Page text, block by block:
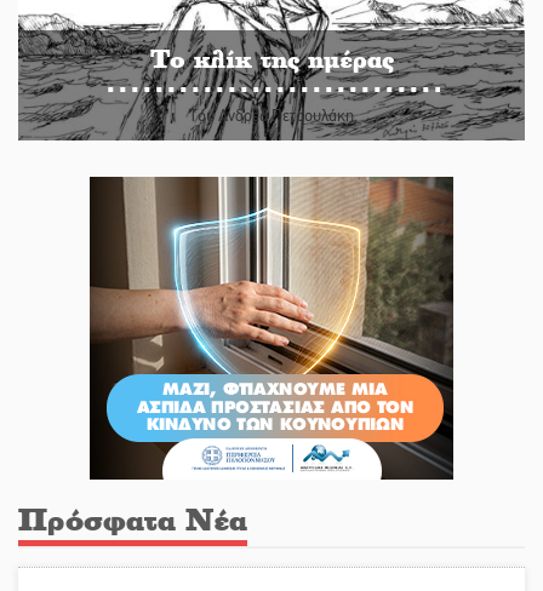
Το κλίκ της ημέρας
Του Ανδρέα Πετρουλάκη
Πρόσφατα Νέα